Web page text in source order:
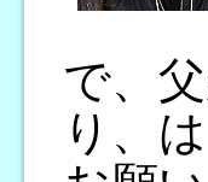
で、
り、